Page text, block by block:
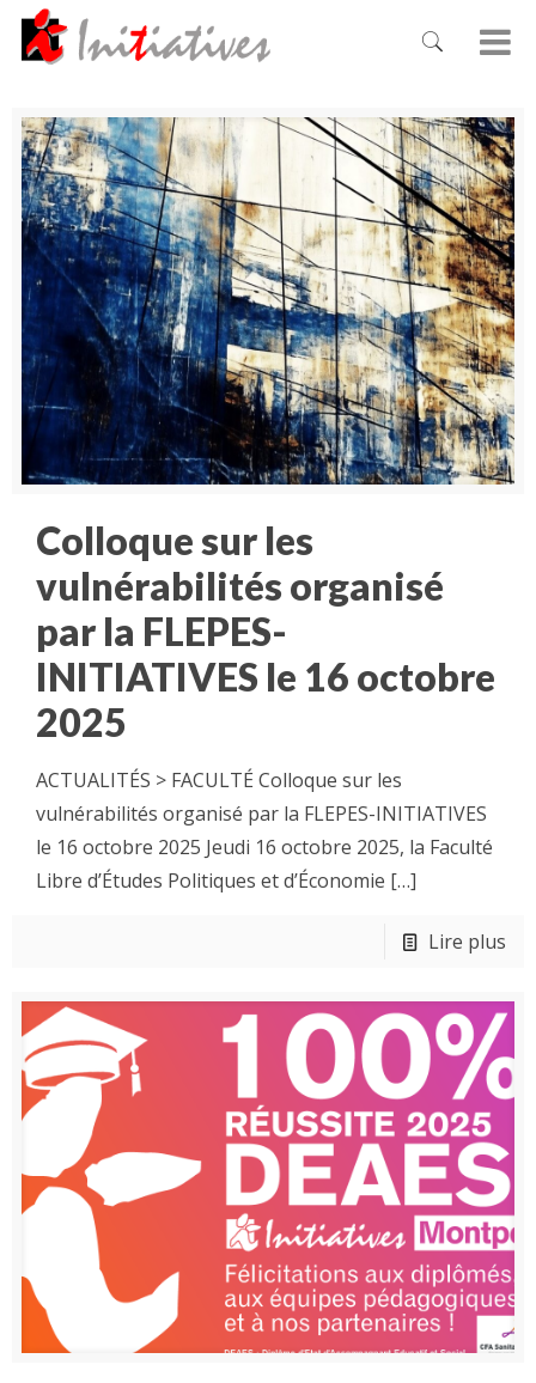
Colloque sur les
vulnérabilités organisé
par la FLEPES-
INITIATIVES le 16 octobre
2025
ACTUALITÉS > FACULTÉ Colloque sur les
vulnérabilités organisé par la FLEPES-INITIATIVES
le 16 octobre 2025 Jeudi 16 octobre 2025, la Faculté
Libre d’Études Politiques et d’Économie […]
Lire plus